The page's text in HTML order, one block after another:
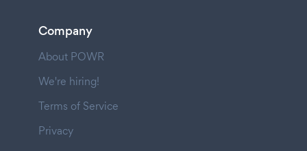
Company
About POWR
We're hiring!
Terms of Service
Privacy